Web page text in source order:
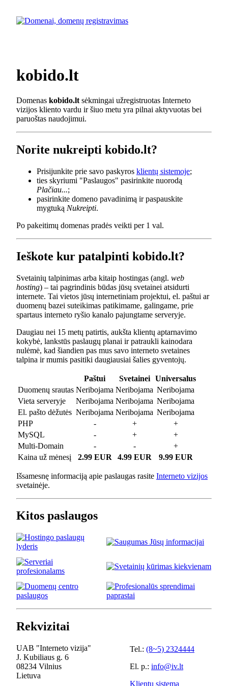
kobido.lt
Domenas kobido.lt sėkmingai užregistruotas Interneto
vizijos kliento vardu ir šiuo metu yra pilnai aktyvuotas bei
paruoštas naudojimui.
Norite nukreipti kobido.lt?
Prisijunkite prie savo paskyros klientų sistemoje;
ties skyriumi "Paslaugos" pasirinkite nuorodą
Plačiau...;
pasirinkite domeno pavadinimą ir paspauskite
mygtuką Nukreipti.
Po pakeitimų domenas pradės veikti per 1 val.
Ieškote kur patalpinti kobido.lt?
Svetainių talpinimas arba kitaip hostingas (angl. web
hosting) – tai pagrindinis būdas jūsų svetainei atsidurti
internete. Tai vietos jūsų internetiniam projektui, el. paštui ar
duomenų bazei suteikimas patikimame, galingame, prie
spartaus interneto ryšio kanalo pajungtame serveryje.
Daugiau nei 15 metų patirtis, aukšta klientų aptarnavimo
kokybė, lankstūs paslaugų planai ir patraukli kainodara
nulėmė, kad šiandien pas mus savo interneto svetaines
talpina ir mumis pasitiki daugiausiai šalies gyventojų.
Paštui Svetainei
Universalus
Duomenų srautas Neribojama Neribojama Neribojama
Vieta serveryje
Neribojama Neribojama Neribojama
El. pašto dėžutės Neribojama Neribojama Neribojama
PHP
- +
+
MySQL
- +
+
Multi-Domain
- -
+
Kaina už mėnesį
2.99 EUR 4.99 EUR 9.99 EUR
Išsamesnę informaciją apie paslaugas rasite Interneto vizijos
svetainėje.
Kitos paslaugos
Rekvizitai
UAB "Interneto vizija"
J. Kubiliaus g. 6
08234 Vilnius
Lietuva
Tel.: (8~5) 2324444
El. p.: info@iv.lt
Klientų sistema